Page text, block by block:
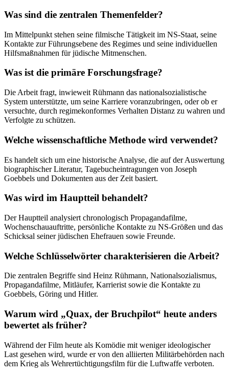
Was sind die zentralen Themenfelder?
Im Mittelpunkt stehen seine filmische Tätigkeit im NS-Staat, seine
Kontakte zur Führungsebene des Regimes und seine individuellen
Hilfsmaßnahmen für jüdische Mitmenschen.
Was ist die primäre Forschungsfrage?
Die Arbeit fragt, inwieweit Rühmann das nationalsozialistische
System unterstützte, um seine Karriere voranzubringen, oder ob er
versuchte, durch regimekonformes Verhalten Distanz zu wahren und
Verfolgte zu schützen.
Welche wissenschaftliche Methode wird verwendet?
Es handelt sich um eine historische Analyse, die auf der Auswertung
biographischer Literatur, Tagebucheintragungen von Joseph
Goebbels und Dokumenten aus der Zeit basiert.
Was wird im Hauptteil behandelt?
Der Hauptteil analysiert chronologisch Propagandafilme,
Wochenschauauftritte, persönliche Kontakte zu NS-Größen und das
Schicksal seiner jüdischen Ehefrauen sowie Freunde.
Welche Schlüsselwörter charakterisieren die Arbeit?
Die zentralen Begriffe sind Heinz Rühmann, Nationalsozialismus,
Propagandafilme, Mitläufer, Karrierist sowie die Kontakte zu
Goebbels, Göring und Hitler.
Warum wird „Quax, der Bruchpilot“ heute anders
bewertet als früher?
Während der Film heute als Komödie mit weniger ideologischer
Last gesehen wird, wurde er von den alliierten Militärbehörden nach
dem Krieg als Wehrertüchtigungsfilm für die Luftwaffe verboten.